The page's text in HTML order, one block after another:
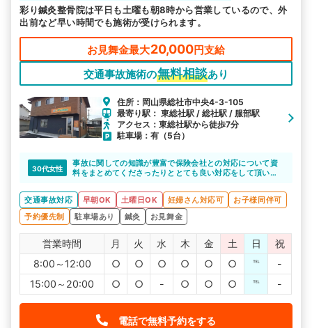
駅から探す 院名から探す
彩り鍼灸整骨院は平日も土曜も朝8時から営業しているので、外
出前など早い時間でも施術が受けられます。
お見舞金最大20,000円支給
交通事故施術の無料相談あり
住所：岡山県総社市中央4-3-105
最寄り駅： 東総社駅 / 総社駅 / 服部駅
アクセス：東総社駅から徒歩7分
駐車場：有（5台）
30代女性
事故に関しての知識が豊富で保険会社との対応について資
料をまとめてくださったりととても良い対応をして頂い
治療も適切で完治に向かっています。
交通事故対応 早朝OK 土曜日OK 妊婦さん対応可
お子様同伴可
予約優先制
駐車場あり 鍼灸 お見舞金
営業時間 月 火 水 木 金 土 日
祝
8:00～12:00
○ ○ ○ ○ ○ ○ ℡
-
15:00～20:00
○ ○ - ○ ○ ○ ℡ -
電話で無料予約をする